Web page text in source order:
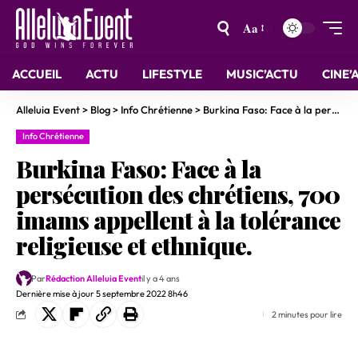
Aa
ACCUEIL ACTU LIFESTYLE MUSIC’ACTU
Alleluia Event> Blog> Info Chrétienne> Burkina Faso: Face à la persécution des chrétiens, 700 imams appellent à la tolérance religieuse et ethnique.
Info Chrétienne
Burkina Faso: Face à la
persécution des chrétiens, 700
imams appellent à la tolérance
religieuse et ethnique.
Dernière mise à jour 5 septembre 2022 8h46
ParRédaction Alleluia Eventil y a 4 ans
2 minutes pour lire